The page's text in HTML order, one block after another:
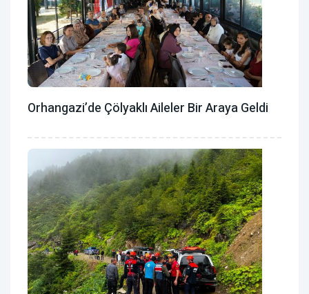
Orhangazi’de Çölyaklı Aileler Bir Araya Geldi